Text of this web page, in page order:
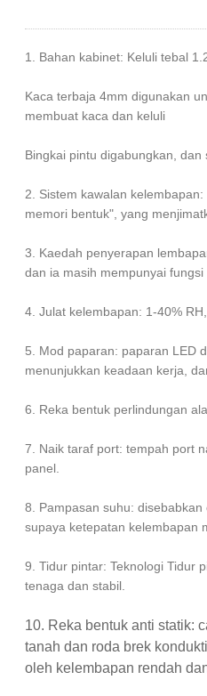
1. Bahan kabinet: Keluli tebal
Kaca terbaja 4mm digunakan
membuat kaca dan keluli
Bingkai pintu digabungkan,
2. Sistem kawalan
memori bentuk", yang
3. Kaedah penyerapan
dan ia masih mempunyai
4. Julat kelembapan: 1-40%
5. Mod paparan: paparan LED
menunjukkan keadaan kerja,
6. Reka bentuk perlindungan
7. Naik taraf port: tempah port
panel.
8. Pampasan suhu:
supaya ketepatan kelembapan
9. Tidur pintar: Teknologi Tidur
tenaga dan stabil.
10. Reka bentuk anti statik:
tanah dan roda brek
oleh kelembapan rendah